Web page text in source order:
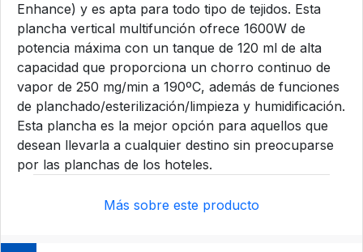
Enhance) y es apta para todo tipo de tejidos. Esta
plancha vertical multifunción ofrece 1600W de
potencia máxima con un tanque de 120 ml de alta
capacidad que proporciona un chorro continuo de
vapor de 250 mg/min a 190ºC, además de funciones
de planchado/esterilización/limpieza y humidificación.
Esta plancha es la mejor opción para aquellos que
desean llevarla a cualquier destino sin preocuparse
por las planchas de los hoteles.
Más sobre este producto